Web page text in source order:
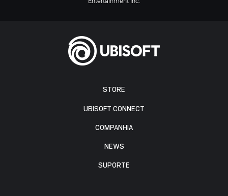
STORE
UBISOFT CONNECT
COMPANHIA
NEWS
SUPORTE